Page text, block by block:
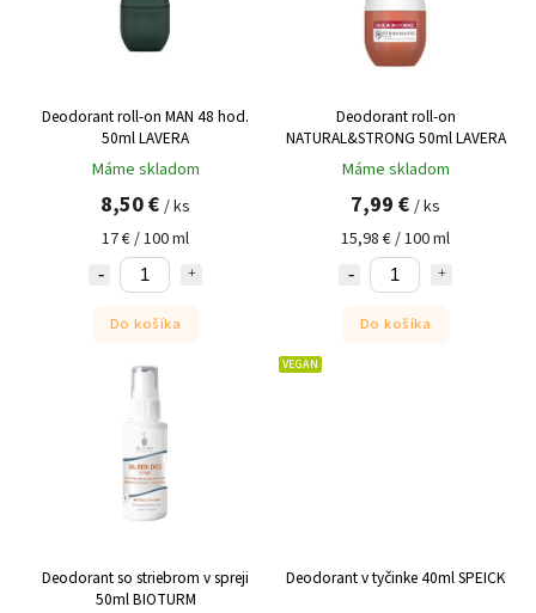
Deodorant roll-on MAN 48 hod.
50ml LAVERA
Máme skladom
8,50 € / ks
17 € / 100 ml
Do košíka
Deodorant roll-on
NATURAL&STRONG 50ml LAVERA
Máme skladom
7,99 € / ks
15,98 € / 100 ml
Do košíka
Deodorant so striebrom v spreji
50ml BIOTURM
VEGAN
Deodorant v tyčinke 40ml SPEICK